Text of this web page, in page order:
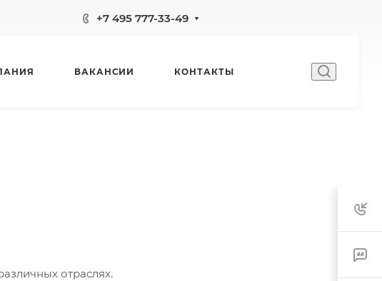
+7 495 777-33-49
ВАКАНСИИ КОНТАКТЫ
отраслях.